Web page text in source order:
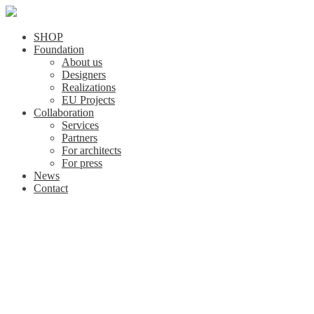
SHOP
Foundation
About us
Designers
Realizations
EU Projects
Collaboration
Services
Partners
For architects
For press
News
Contact